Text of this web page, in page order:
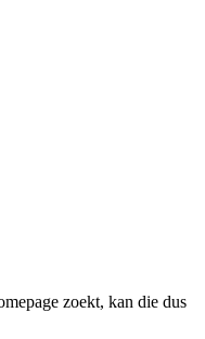
zoekt, kan die dus